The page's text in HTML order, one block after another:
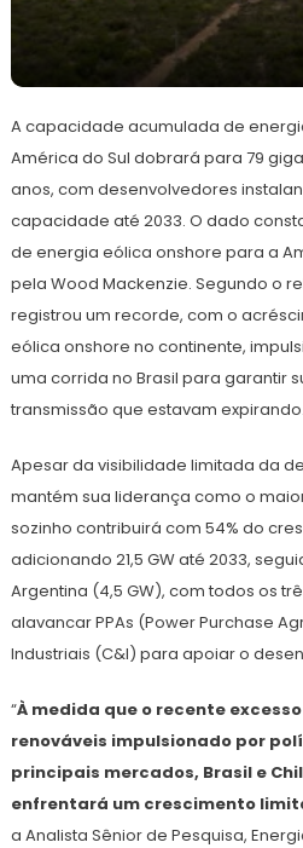
julho
de
A capacidade acumulada de
América do Sul dobrará para 79
anos, com desenvolvedores
capacidade até 2033. O dado
de energia eólica onshore para a
pela Wood Mackenzie. Segundo o
registrou um recorde, com o
eólica onshore no continente,
uma corrida no Brasil para garantir
transmissão que estavam expirando.
Apesar da visibilidade limitada da
mantém sua liderança como o
sozinho contribuirá com 54% do
adicionando 21,5 GW até 2033,
Argentina (4,5 GW), com todos os
alavancar PPAs (Power Purchase
Industriais (C&I) para apoiar o
“À medida que o recente
renováveis impulsionado por
principais mercados, Brasil e
enfrentará um crescimento
a Analista Sênior de Pesquisa,